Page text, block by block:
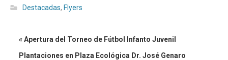
Destacadas, Flyers
« Apertura del Torneo de Fútbol Infanto Juvenil
Plantaciones en Plaza Ecológica Dr. José Genaro